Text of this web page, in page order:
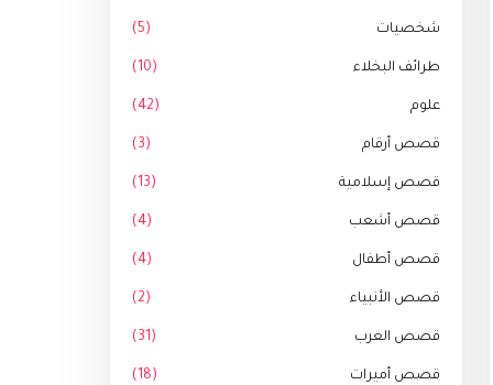
شخصيات (5)
طرائف البخلاء (10)
علوم (42)
قصص أرقام (3)
قصص إسلامية (13)
قصص أشعب (4)
قصص أطفال (4)
قصص الأنبياء (2)
قصص العرب (31)
قصص أميرات (18)